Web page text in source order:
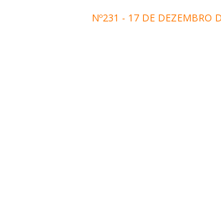
Nº231 - 17 DE DEZEMBRO